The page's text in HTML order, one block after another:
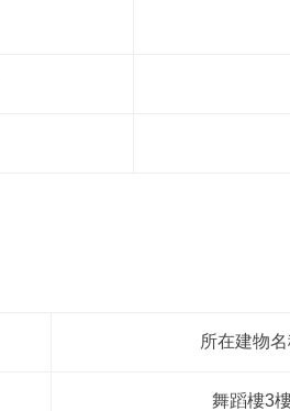
所在建物
舞蹈樓3